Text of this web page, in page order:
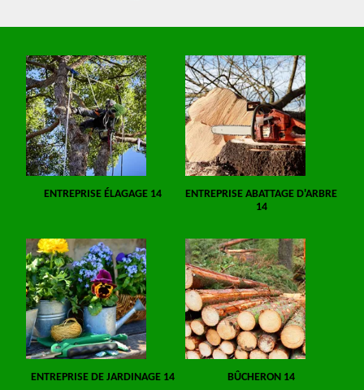
ENTREPRISE ÉLAGAGE 14
ENTREPRISE ABATTAGE D'ARBRE
14
ENTREPRISE DE JARDINAGE 14 BÛCHERON 14